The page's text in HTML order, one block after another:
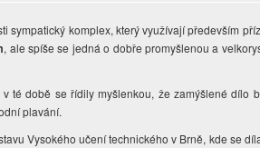
sympatický komplex, který využívají především
, ale spíše se jedná o dobře promyšlenou a
té době se řídily myšlenkou, že zamýšlené dílo
plavání.
Vysokého učení technického v Brně, kde se